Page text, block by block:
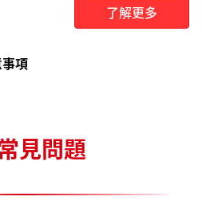
了解更多
項
見問題